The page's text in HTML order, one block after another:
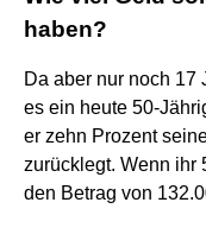
haben?
Da aber nur noch 17
es ein heute 50-
er zehn Prozent
zurücklegt. Wenn ihr
den Betrag von